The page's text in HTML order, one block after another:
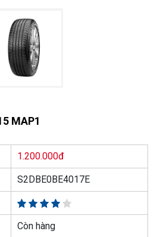
MAP1
1.200.000đ
S2DBE0BE4017E
Còn hàng